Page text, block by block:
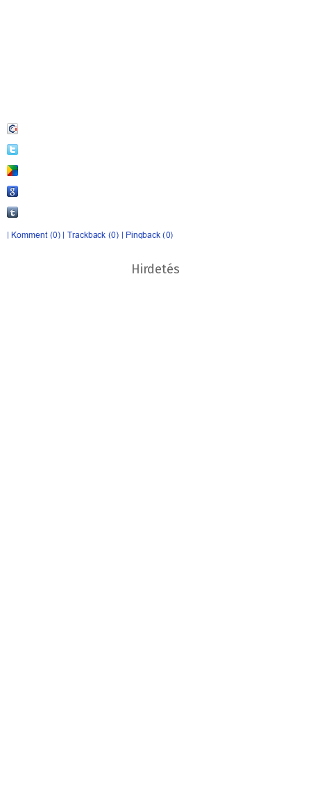
Hirdetés